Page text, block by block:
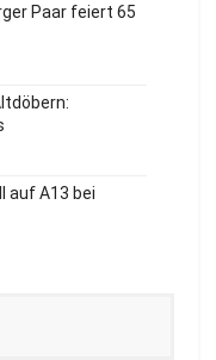
Paar feiert 65
auf A13 bei